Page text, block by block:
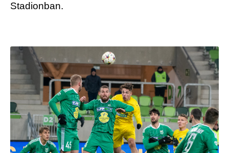
Stadionban.